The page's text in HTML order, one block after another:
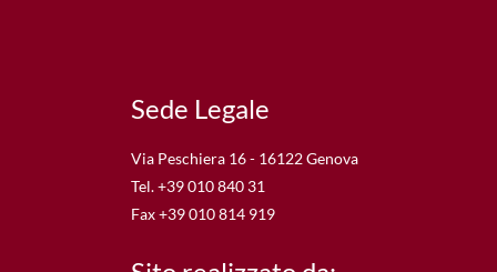
Sede Legale
Via Peschiera 16 - 16122 Genova
Tel. +39 010 840 31
Fax +39 010 814 919